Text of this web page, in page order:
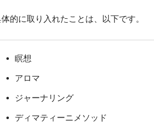
的に取り入れたことは、以下です。
瞑想
アロマ
ジャーナリング
ディマティーニメソッド